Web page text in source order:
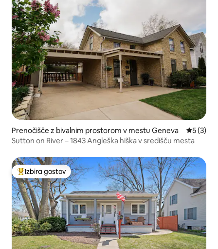
Prenočišče z bivalnim prostorom v mestu Geneva
5 (3)
Sutton on River – 1843 Angleška hiška v središču mesta
Najbolj priljubljena prenočišča z značko »Izbira gostov«
Izbira gostov